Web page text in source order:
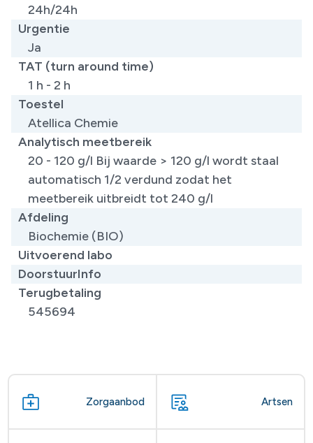
24h/24h
Urgentie
Ja
TAT (turn around time)
1 h - 2 h
Toestel
Atellica Chemie
Analytisch meetbereik
20 - 120 g/l Bij waarde > 120 g/l wordt staal
automatisch 1/2 verdund zodat het
meetbereik uitbreidt tot 240 g/l
Afdeling
Biochemie (BIO)
Uitvoerend labo
DoorstuurInfo
Terugbetaling
545694
Zorgaanbod Artsen